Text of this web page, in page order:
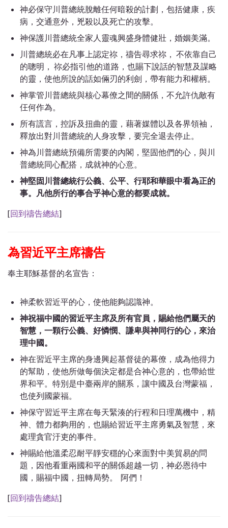
神必保守川普總統脫離任何暗殺的計劃，包括健康，疾
病，交通意外，兇殺以及死亡的攻擊。
神保護川普總統全家人靈魂興盛身體健壯，婚姻美滿。
川普總統必在凡事上認定祢，禱告尋求祢， 不依靠自己
的聰明， 祢必指引他的道路，也賜下說話的智慧及謀略
的靈，使他所說的話如倆刃的利劍，帶有能力和權柄。
神掌管川普總統與核心幕僚之間的關係， 不允許仇敵有
仼何作為。
所有謊言，控訴及扭曲的靈，藉著媒體以及各界領袖，
釋放出對川普總統的人身攻擊，要完全退去停止。
神為川普總統預備所需要的內閣，堅固他們的心，與川
普總統同心配搭，成就神的心意。
神堅固川普總統行公義、公平、行耶和華眼中看為正的
事。凡他所行的事合乎神心意的都要成就。
[回到禱告總結]
為習近平主席禱告
奉主耶穌基督的名宣告：
神柔軟習近平的心，使他能夠認識神。
神祝福中國的習近平主席及所有官員，賜給他們屬天的
智慧，一顆行公義、好憐憫、謙卑與神同行的心，來治
理中國。
神在習近平主席的身邊興起基督徒的幕僚，成為他得力
的幫助，使他所做每個決定都是合神心意的，也帶給世
界和平。特別是中臺兩岸的關系，讓中國及台灣蒙福，
也使列國蒙福。
神保守習近平主席在每天緊湊的行程和日理萬機中，精
神、體力都夠用的，也賜給習近平主席勇氣及智慧，來
處理貪官汙吏的事件。
神賜給他溫柔忍耐平靜安穩的心來面對中美貿易的問
題，因他看重兩國和平的關係超越一切，神必恩待中
國，賜福中國，扭轉局勢。 阿們！
[回到禱告總結]